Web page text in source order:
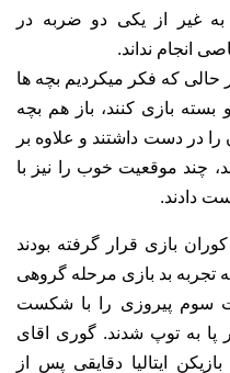
به غیر از یکی دو ضربه در
انجام نداند.
حالی که فکر میکردیم بچه ها
بسته بازی کنند، باز هم بچه
را در دست داشتند و علاوه بر
چند موقعیت خوب را نیز با
دادند.
بازی قرار گرفته بودند
بد بازی مرحله گروهی
سوم پیروزی را با شکست
پا به توپ شدند. گوری اقای
ایتالیا دقایقی پس از